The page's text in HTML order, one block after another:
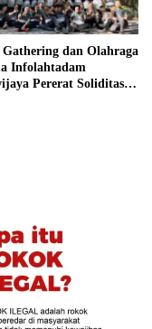
dan Olahraga
Infolahtadam
Pererat Soliditas